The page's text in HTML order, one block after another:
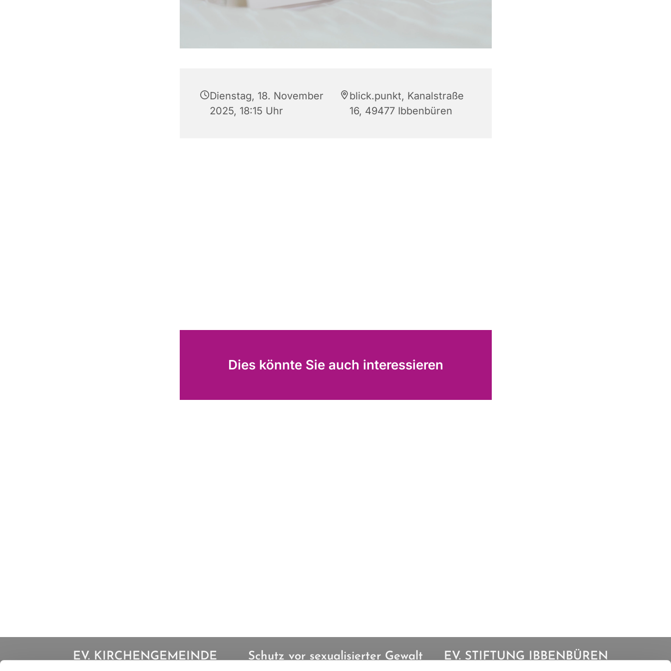
Dienstag, 18. November
2025, 18:15 Uhr
blick.punkt, Kanalstraße
16, 49477 Ibbenbüren
Dies könnte Sie auch interessieren
EV. KIRCHENGEMEINDE
Schutz vor sexualisierter Gewalt EV. STIFTUNG IBBENBÜREN